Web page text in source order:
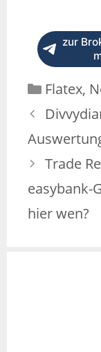
zur
Flatex,
Trade
easybank-
hier wen?